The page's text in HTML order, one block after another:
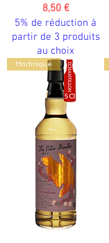
Prix
8,50 €
5% de réduction à
partir de 3 produits
au choix
Martinique